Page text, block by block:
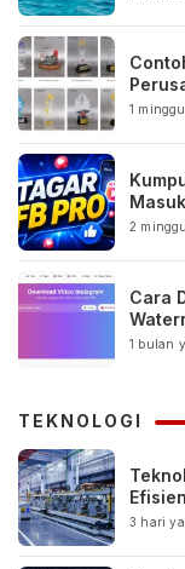
1
2
Cara
1 bulan
TEKNOLOGI
3 hari